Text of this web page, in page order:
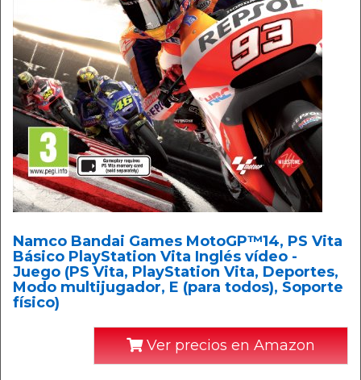
Namco Bandai Games MotoGP™14, PS Vita
Básico PlayStation Vita Inglés vídeo -
Juego (PS Vita, PlayStation Vita, Deportes,
Modo multijugador, E (para todos), Soporte
físico)
Ver precios en Amazon